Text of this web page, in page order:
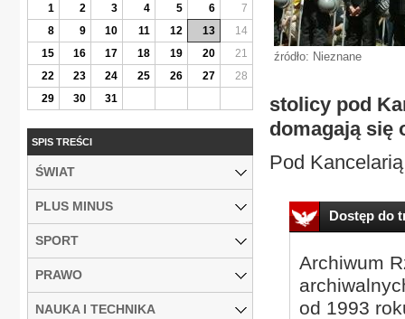
źródło: Nieznane
stolicy pod
domagają się
Pod
Dostęp do
Archiwum
od 1993
1
2 3 4 5 6
7
8
9 10 11 12 13
14
15
16 17 18 19 20
21
22
23 24 25 26 27
28
29
30 31
SPIS TREŚCI
ŚWIAT
PLUS MINUS
SPORT
PRAWO
NAUKA I TECHNIKA